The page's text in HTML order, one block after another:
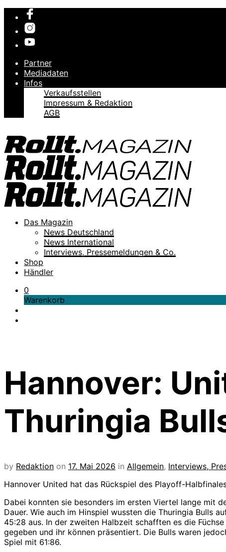
Partner
Mediadaten
Infos
Verkaufsstellen
Impressum & Redaktion
AGB
Das Magazin
News Deutschland
News International
Interviews, Pressemeldungen & Co.
Shop
Händler
0
Warenkorb
Hannover:
Thuringia
by Redaktion on 17. Mai 2026 in Allgemein, Interviews,
Hannover United hat das Rückspiel des Playoff-
Dabei konnten sie besonders im ersten Viertel lange mit
Dauer. Wie auch im Hinspiel wussten die Thuringia Bulls
45:28 aus. In der zweiten Halbzeit schafften es die
gegeben und ihr können präsentiert. Die Bulls waren
Spiel mit 61:86.